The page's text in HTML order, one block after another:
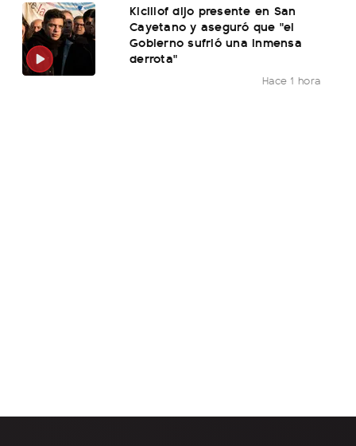
Kicillof dijo presente en San
Cayetano y aseguró que "el
Gobierno sufrió una inmensa
derrota"
Hace 1 hora